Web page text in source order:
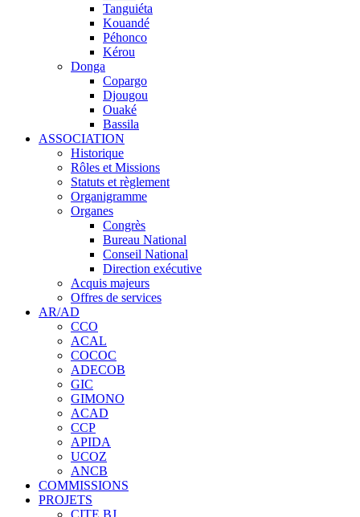
Tanguiéta
Kouandé
Péhonco
Kérou
Donga
Copargo
Djougou
Ouaké
Bassila
ASSOCIATION
Historique
Rôles et Missions
Statuts et règlement
Organigramme
Organes
Congrès
Bureau National
Conseil National
Direction exécutive
Acquis majeurs
Offres de services
AR/AD
CCO
ACAL
COCOC
ADECOB
GIC
GIMONO
ACAD
CCP
APIDA
UCOZ
ANCB
COMMISSIONS
PROJETS
CITE.BJ